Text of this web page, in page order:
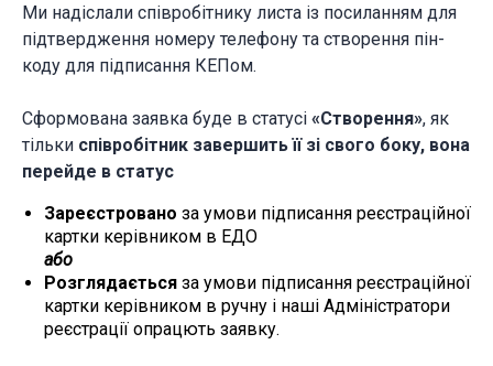
Ми надіслали співробітнику листа із посиланням для
підтвердження номеру телефону та створення пін-
коду для підписання КЕПом.
Сформована заявка буде в статусі «Створення», як
тільки співробітник завершить її зі свого боку, вона
перейде в статус
Зареєстровано за умови підписання реєстраційної
картки керівником в ЕДО
або
Розглядається за умови підписання реєстраційної
картки керівником в ручну і наші Адміністратори
реєстрації опрацють заявку.